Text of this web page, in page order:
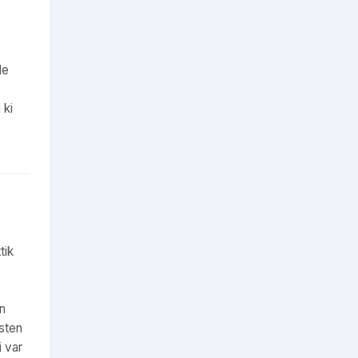
ki
var